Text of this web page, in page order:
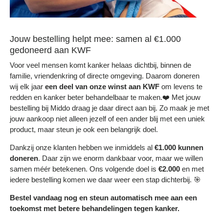
Jouw bestelling helpt mee: samen al €1.000
gedoneerd aan KWF
Voor veel mensen komt kanker helaas dichtbij, binnen de
familie, vriendenkring of directe omgeving. Daarom doneren
wij elk jaar een deel van onze winst aan KWF om levens te
redden en kanker beter behandelbaar te maken.❤️ Met jouw
bestelling bij Middo draag je daar direct aan bij. Zo maak je met
jouw aankoop niet alleen jezelf of een ander blij met een uniek
product, maar steun je ook een belangrijk doel.
Dankzij onze klanten hebben we inmiddels al €1.000 kunnen
doneren. Daar zijn we enorm dankbaar voor, maar we willen
samen méér betekenen. Ons volgende doel is €2.000 en met
iedere bestelling komen we daar weer een stap dichterbij. 🎯
Bestel vandaag nog en steun automatisch mee aan een
toekomst met betere behandelingen tegen kanker.